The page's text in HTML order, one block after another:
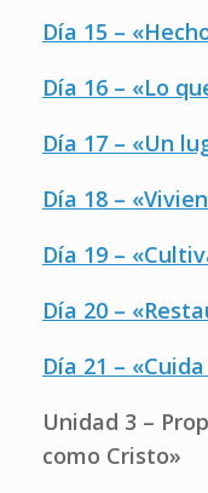
Día 15 –
Día 16 – «Lo
Día 17 – «Un
Día 18 –
Día 19 –
Día 20 –
Día 21 –
Unidad 3 –
como Cristo»